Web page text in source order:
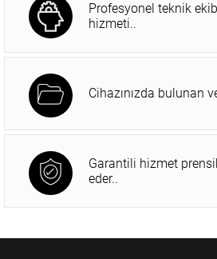
Profesyonel teknik
hizmeti..
Cihazınızda bulunan
Garantili hizmet
eder..